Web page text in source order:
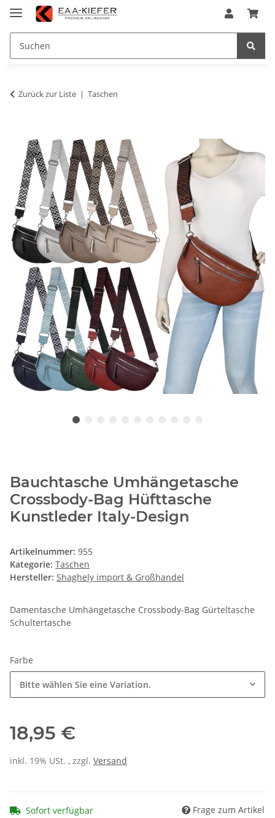
Zurück zur Liste Taschen
Bauchtasche Umhängetasche
Crossbody-Bag Hüfttasche
Kunstleder Italy-Design
Artikelnummer: 955
Kategorie: Taschen
Hersteller: Shaghely import & Großhandel
Damentasche Umhängetasche Crossbody-Bag Gürteltasche
Schultertasche
Farbe
Bitte wählen Sie eine Variation.
18,95 €
inkl. 19% USt. , zzgl. Versand
Sofort verfügbar Frage zum Artikel